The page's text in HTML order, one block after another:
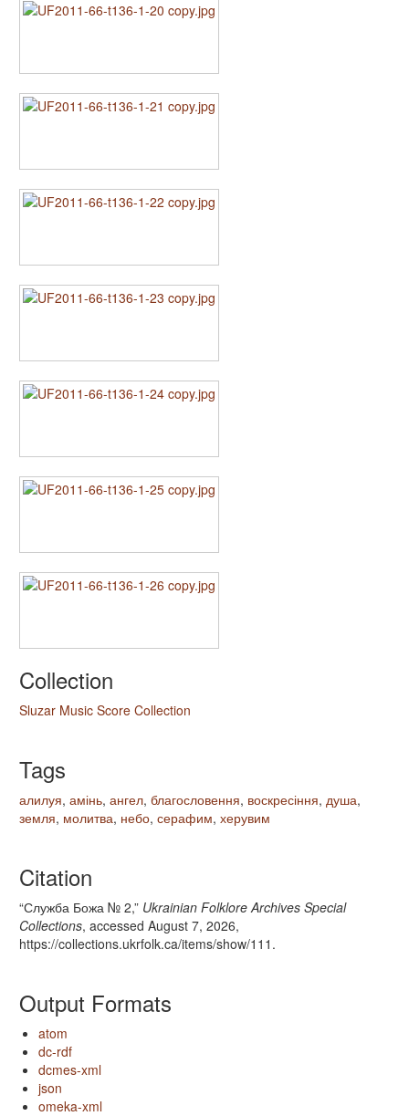
Collection
Sluzar Music Score Collection
Tags
алилуя, амінь, ангел, благословення, воскресіння, душа,
земля, молитва, небо, серафим, херувим
Citation
“Служба Божа № 2,” Ukrainian Folklore Archives Special
Collections, accessed August 7, 2026,
https://collections.ukrfolk.ca/items/show/111 .
Output Formats
atom
dc-rdf
dcmes-xml
json
omeka-xml